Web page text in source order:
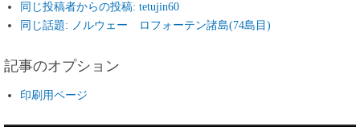
同じ投稿者からの投稿: tetujin60
同じ話題: ノルウェー ロフォーテン諸島(74島目)
記事のオプション
印刷用ページ